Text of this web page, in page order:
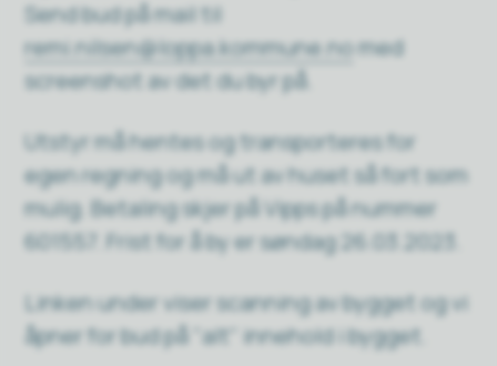
Send bud på mail til
remi.nilsen@loppa.kommune.nomed
screenshot av det du byr på.
Utstyr må hentes og transporteres for
egen regning og må ut av huset så fort som
mulig. Betaling skjer på Vipps på nummer
601557. Frist for å by er søndag 26.03.2023.
Linken under viser scanning av bygget og vi
åpner for bud på "alt" innehold i bygget.